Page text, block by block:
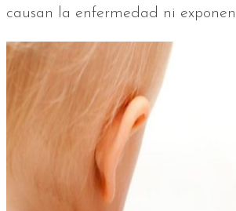
causan la enfermedad ni